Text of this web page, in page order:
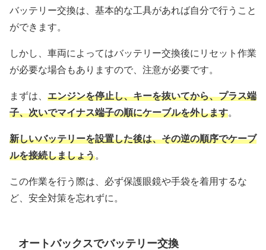
バッテリー交換は、基本的な工具があれば自分で行うこと
ができます。
しかし、車両によってはバッテリー交換後にリセット作業
が必要な場合もありますので、注意が必要です。
まずは、 エンジンを停止し、キーを抜いてから、プラス端
子、次いでマイナス端子の順にケーブルを外します。
新しいバッテリーを設置した後は、その逆の順序でケーブ
ルを接続しましょう。
この作業を行う際は、必ず保護眼鏡や手袋を着用するな
ど、安全対策を忘れずに。
オートバックスでバッテリー交換